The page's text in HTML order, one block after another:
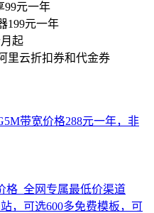
99元一年
199元一年
起
里云折扣券和代金券
带宽价格288元一年，非
格_全网专属最低价渠道
，可选600多免费模板，可